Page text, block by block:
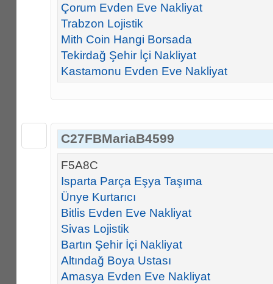
Çorum Evden Eve Nakliyat
Trabzon Lojistik
Mith Coin Hangi Borsada
Tekirdağ Şehir İçi Nakliyat
Kastamonu Evden Eve Nakliyat
C27FBMariaB4599
F5A8C
Isparta Parça Eşya Taşıma
Ünye Kurtarıcı
Bitlis Evden Eve Nakliyat
Sivas Lojistik
Bartın Şehir İçi Nakliyat
Altındağ Boya Ustası
Amasya Evden Eve Nakliyat